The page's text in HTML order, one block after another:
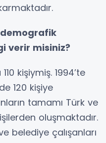
demografik
verir misiniz?
kişiymiş. 1994’te
120 kişiye
tamamı Türk ve
oluşmaktadır.
belediye çalışanları